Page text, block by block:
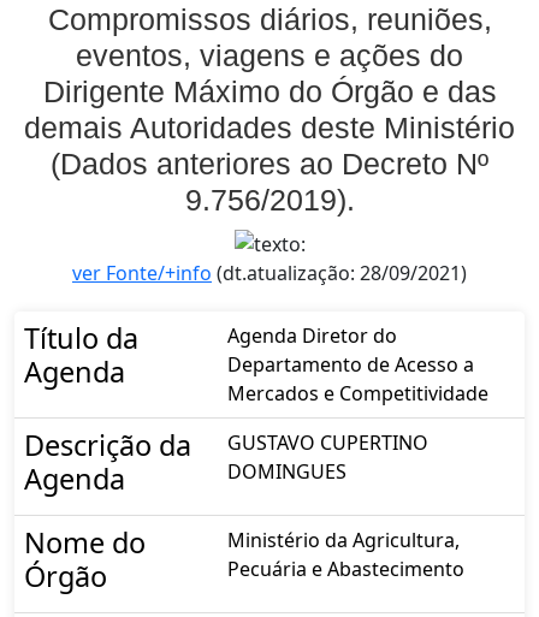
Compromissos diários, reuniões,
eventos, viagens e ações do
Dirigente Máximo do Órgão e das
demais Autoridades deste Ministério
(Dados anteriores ao Decreto Nº
9.756/2019).
ver Fonte/+info (dt.atualização: 28/09/2021)
Título da
Agenda
Agenda Diretor do
Departamento de Acesso a
Mercados e Competitividade
Descrição da
Agenda
GUSTAVO CUPERTINO
DOMINGUES
Nome do
Órgão
Ministério da Agricultura,
Pecuária e Abastecimento